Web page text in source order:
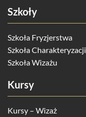
Szkoły
Szkoła Fryzjerstwa
Szkoła Charakteryzacji
Szkoła Wizażu
Kursy
Kursy – Wizaż